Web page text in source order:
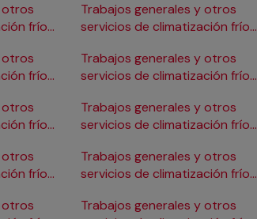
otros
frío
otros
frío
otros
frío
otros
frío
otros
Trabajos generales y otros
servicios de climatización frío
Trabajos generales y otros
servicios de climatización frío
Trabajos generales y otros
servicios de climatización frío
Trabajos generales y otros
servicios de climatización frío
Trabajos generales y otros